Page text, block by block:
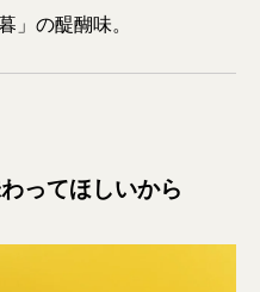
」の醍醐味。
ってほしいから